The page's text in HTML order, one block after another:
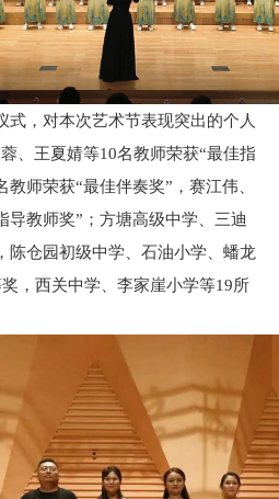
式，对本次艺术节表现突出的个人
、王夏婧等10名教师荣获“最佳指
师荣获“最佳伴奏奖”，赛江伟、
导教师奖”；方塘高级中学、三迪
陈仓园初级中学、石油小学、蟠龙
，西关中学、李家崖小学等19所